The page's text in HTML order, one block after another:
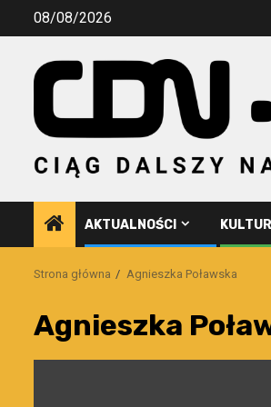
Przejdź08/08/2026
AKTUALNOŚCI
Strona główna Agnieszka Poławska
Agnieszka